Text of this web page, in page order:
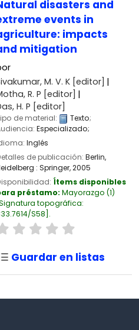
disasters and
events in
impacts
mitigation
M. V. K[editor]
R. P [editor]
H. P [editor]
de material: Texto;
Especializado;
Inglés
de publicación: Berlin,
: Springer,2005
Ítems disponibles
préstamo: Mayorazgo (1)
topográfica:
S58 .
Guardar en listas